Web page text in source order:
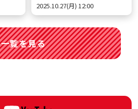
2025.10.27(月) 12:00
一覧を見る